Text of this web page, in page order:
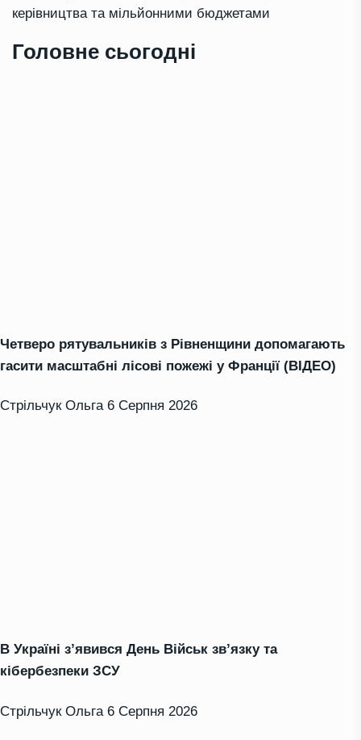
керівництва та мільйонними бюджетами
Головне сьогодні
Четверо рятувальників з Рівненщини допомагають
гасити масштабні лісові пожежі у Франції (ВІДЕО)
Стрільчук Ольга 6 Серпня 2026
В Україні з’явився День Військ зв’язку та
кібербезпеки ЗСУ
Стрільчук Ольга 6 Серпня 2026